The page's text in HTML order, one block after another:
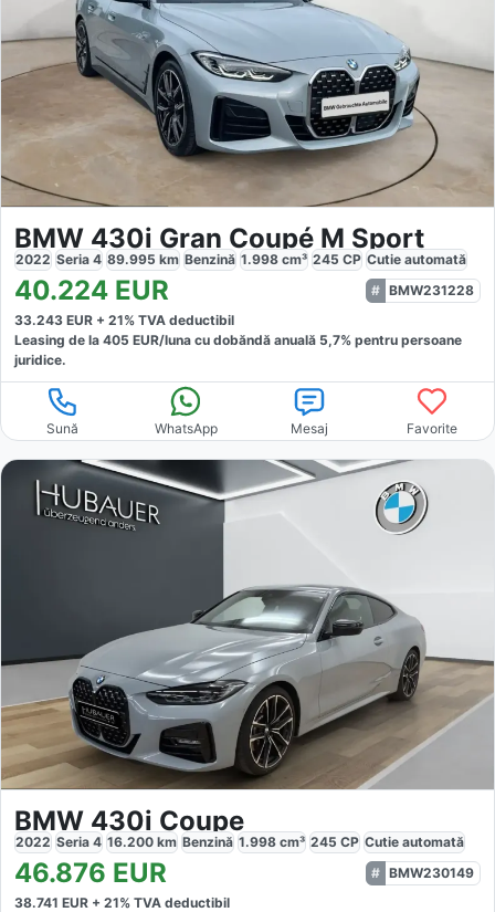
BMW 430i Gran Coupé M Sport
2022 Seria 4 89.995 km Benzină 1.998 cm³ 245 CP Cutie automată
40.224 EUR
BMW231228
33.243 EUR + 21% TVA deductibil
Leasing de la 405 EUR/luna cu dobăndă anuală 5,7% pentru persoane
juridice.
Sună WhatsApp Mesaj Favorite
BMW 430i Coupe
2022 Seria 4 16.200 km Benzină 1.998 cm³ 245 CP Cutie automată
46.876 EUR
BMW230149
38.741 EUR + 21% TVA deductibil